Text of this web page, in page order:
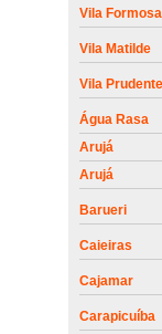
Vila Formosa
Vila Matilde
Vila Prudente
Água Rasa
Arujá
Arujá
Barueri
Caieiras
Cajamar
Carapicuíba